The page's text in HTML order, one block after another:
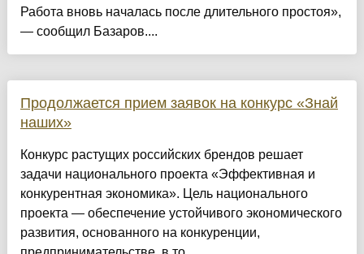
Работа вновь началась после длительного простоя»,
— сообщил Базаров....
Продолжается прием заявок на конкурс «Знай
наших»
Конкурс растущих российских брендов решает
задачи национального проекта «Эффективная и
конкурентная экономика». Цель национального
проекта — обеспечение устойчивого экономического
развития, основанного на конкуренции,